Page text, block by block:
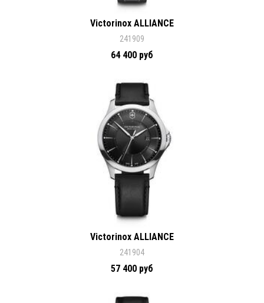
Victorinox ALLIANCE
241909
64 400 руб
Victorinox ALLIANCE
241904
57 400 руб